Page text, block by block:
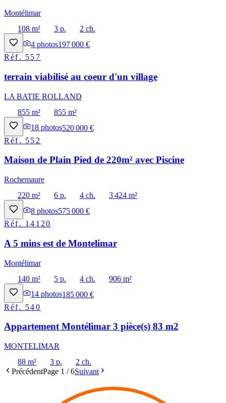
Montélimar
108 m²
3 p.
2 ch.
4 photos197 000 €
Réf. 557
terrain viabilisé au coeur d'un village
LA BATIE ROLLAND
855 m²
855 m²
18 photos520 000 €
Réf. 552
Maison de Plain Pied de 220m² avec Piscine
Rochemaure
220 m²
6 p. 4 ch.
3 424 m²
8 photos575 000 €
Réf. 14120
A 5 mins est de Montelimar
Montélimar
140 m²
5 p. 4 ch.
906 m²
14 photos185 000 €
Réf. 540
Appartement Montélimar 3 pièce(s) 83 m2
MONTELIMAR
88 m²
3 p.
2 ch.
PrécédentPage 1 /6Suivant